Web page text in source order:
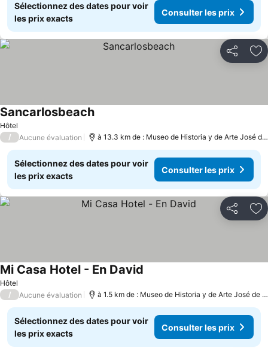
Sélectionnez des dates pour voir
les prix exacts
Consulter les prix
Partager
Hôtel
SancarlosbeachConsulter les prix
/ Aucune évaluation à 13.3 km de : Museo de Historia y de Arte José de
Sélectionnez des dates pour voir
les prix exacts
Consulter les prix
Partager
Hôtel
Mi Casa Hotel - En David
/ Aucune évaluation à 1.5 km de : Museo de Historia y de Arte José de
Sélectionnez des dates pour voir
les prix exacts
Consulter les prix